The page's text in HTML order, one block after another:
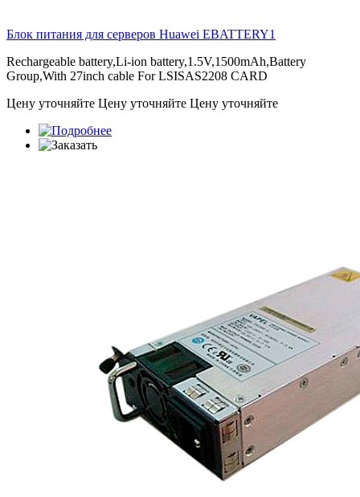
Блок питания для серверов Huawei EBATTERY1
Rechargeable battery,Li-ion battery,1.5V,1500mAh,Battery
Group,With 27inch cable For LSISAS2208 CARD
Цену уточняйте Цену уточняйте Цену уточняйте